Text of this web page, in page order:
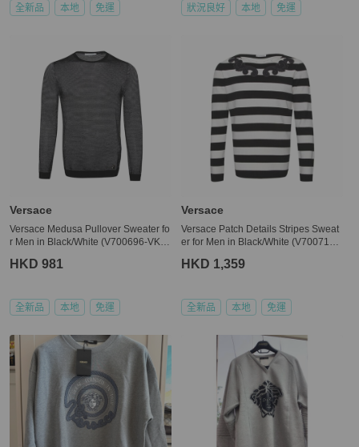
全新品 本地 免運 狀況良好 本地 免運
Versace
Versace Medusa Pullover Sweater fo
r Men in Black/White (V700696-VK0
HKD 981
全新品 本地 免運
Versace
Versace Patch Details Stripes Sweat
er for Men in Black/White (V700715-
HKD 1,359
全新品 本地 免運